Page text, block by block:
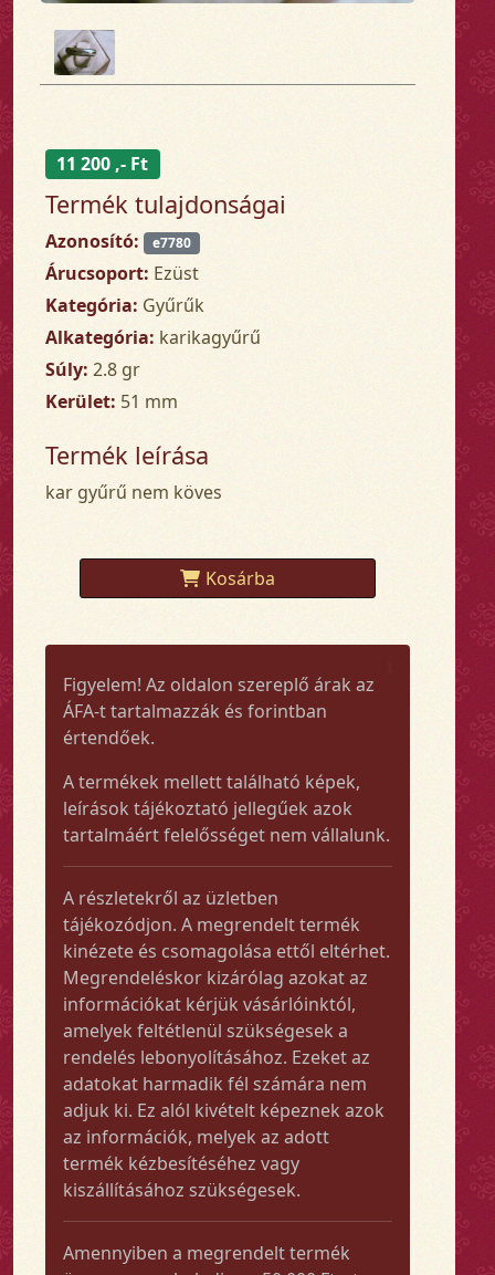
11 200 ,- Ft
Termék tulajdonságai
Azonosító: e7780
Árucsoport: Ezüst
Kategória: Gyűrűk
Alkategória: karikagyűrű
Súly: 2.8 gr
Kerület: 51 mm
Termék leírása
kar gyűrű nem köves
Kosárba
Figyelem! Az oldalon szereplő árak az
ÁFA-t tartalmazzák és forintban
értendőek.
A termékek mellett található képek,
leírások tájékoztató jellegűek azok
tartalmáért felelősséget nem vállalunk.
A részletekről az üzletben
tájékozódjon. A megrendelt termék
kinézete és csomagolása ettől eltérhet.
Megrendeléskor kizárólag azokat az
információkat kérjük vásárlóinktól,
amelyek feltétlenül szükségesek a
rendelés lebonyolításához. Ezeket az
adatokat harmadik fél számára nem
adjuk ki. Ez alól kivételt képeznek azok
az információk, melyek az adott
termék kézbesítéséhez vagy
kiszállításához szükségesek.
Amennyiben a megrendelt termék